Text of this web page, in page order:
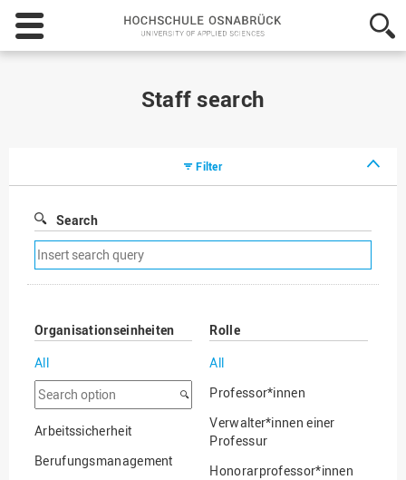
Hochschule
Osnabrück
-
Staff search
Filter
Search
Remove
search
filter
Organisationseinheiten
All
Search
option
Arbeitssicherheit
Berufungsmanagement
Rolle
All
Professor*innen
Verwalter*innen einer
Professur
Honorarprofessor*innen